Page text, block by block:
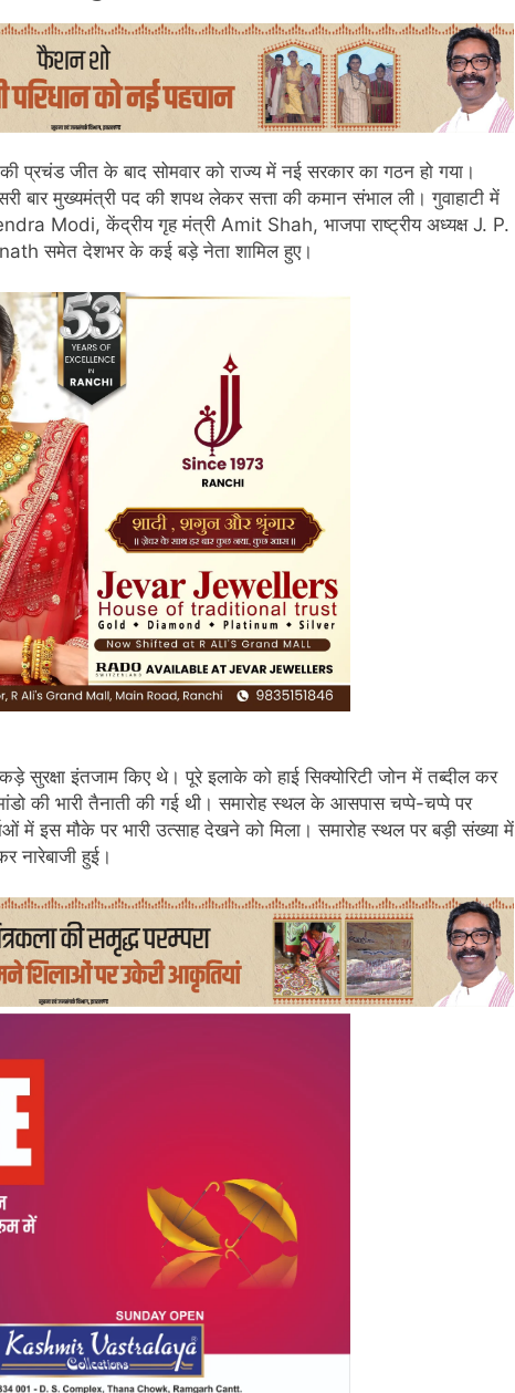
प्रचंड जीत के बाद सोमवार को राज्य में नई सरकार का गठन हो गया।
बार मुख्यमंत्री पद की शपथ लेकर सत्ता की कमान संभाल ली। गुवाहाटी में
Modi, केंद्रीय गृह मंत्री Amit Shah, भाजपा राष्ट्रीय अध्यक्ष J. P.
समेत देशभर के कई बड़े नेता शामिल हुए।
इंतजाम किए थे। पूरे इलाके को हाई सिक्योरिटी जोन में तब्दील कर
की भारी तैनाती की गई थी। समारोह स्थल के आसपास चप्पे-चप्पे पर
में इस मौके पर भारी उत्साह देखने को मिला। समारोह स्थल पर बड़ी संख्या में
नारेबाजी हुई।